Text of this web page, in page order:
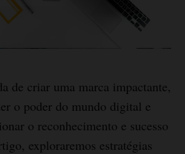
de criar uma marca impactante,
o poder do mundo digital e
o reconhecimento e sucesso
exploraremos estratégias